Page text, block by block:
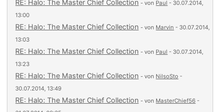
RE: Halo: The Master Chief Collection - von Paul - 30.07.2014,
13:00
RE: Halo: The Master Chief Collection - von Marvin - 30.07.2014,
13:03
RE: Halo: The Master Chief Collection - von Paul - 30.07.2014,
13:23
RE: Halo: The Master Chief Collection - von NilsoSto -
30.07.2014, 13:49
RE: Halo: The Master Chief Collection - von MasterChief56 -